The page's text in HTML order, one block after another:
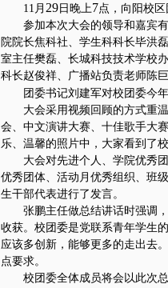
11 月 29 日晚上7点，向阳校
参加本次大会的领导和嘉宾
院院长焦科社、学生科科长毕洪
室主任樊磊、长城科技技术学校
科长赵俊祥、广播站负责老师陈
团委书记刘建军对校团委今
大会采用视频回顾的方式重
会、中文演讲大赛、十佳歌手大
乐、温馨的照片中，大家看到了
大会对先进个人、学院优秀
优秀团体、活动月优秀组织、班
生干部代表进行了发言。
张鹏主任做总结讲话时强调
收获。校团委是党联系青年学生
应该多创新，能够更多的走出去
点要求。
校团委全体成员将会以此次